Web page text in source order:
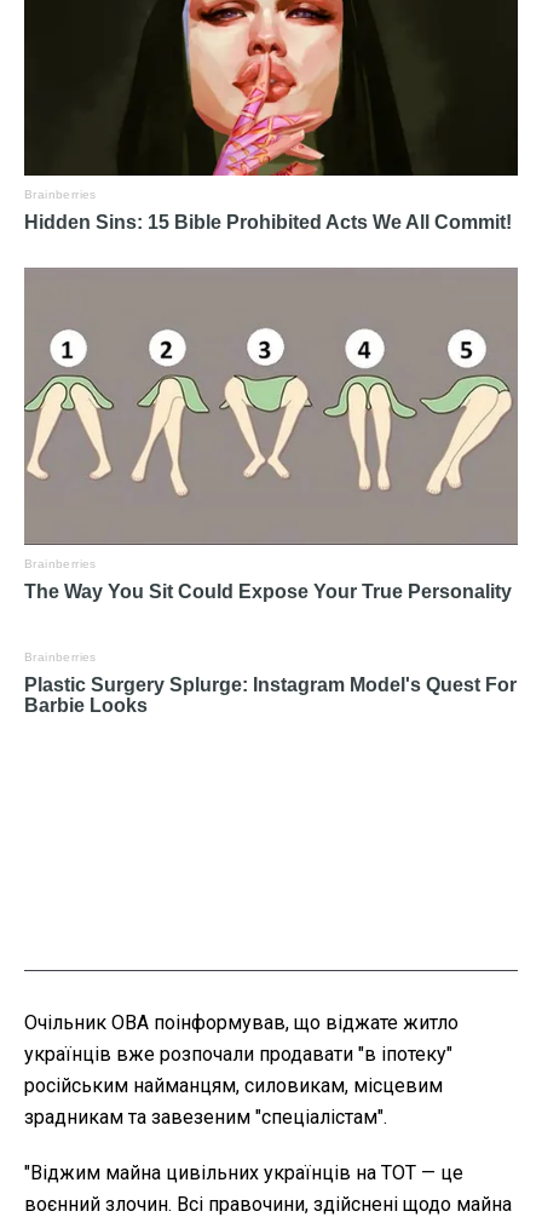
Очільник ОВА поінформував, що віджате житло
українців вже розпочали продавати "в іпотеку"
російським найманцям, силовикам, місцевим
зрадникам та завезеним "спеціалістам".
"Віджим майна цивільних українців на ТОТ — це
воєнний злочин. Всі правочини, здійснені щодо майна